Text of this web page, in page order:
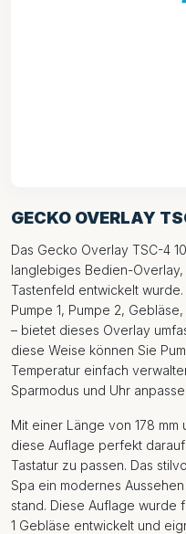
GECKO OVERLAY
Das Gecko Overlay TSC-4
langlebiges Bedien-
Tastenfeld entwickelt wurde.
Pumpe 1, Pumpe 2,
– bietet dieses Overlay
diese Weise können Sie
Temperatur einfach
Sparmodus und Uhr
Mit einer Länge von 178
diese Auflage perfekt
Tastatur zu passen. Das
Spa ein modernes
stand. Diese Auflage wurde
1 Gebläse entwickelt und